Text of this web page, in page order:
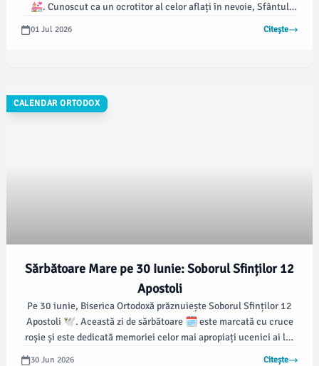
💒. Cunoscut ca un ocrotitor al celor aflați în nevoie, Sfântul
01 Jul 2026 Citește
CALENDAR ORTODOX
Sărbătoare Mare pe 30 Iunie: Soborul Sfinților 12
Apostoli
Pe 30 iunie, Biserica Ortodoxă prăznuiește Soborul Sfinților 12
Apostoli 🕊️. Această zi de sărbătoare 🗓️ este marcată cu cruce
roșie și este dedicată memoriei celor mai apropiați ucenici ai lui
30 Jun 2026 Citește